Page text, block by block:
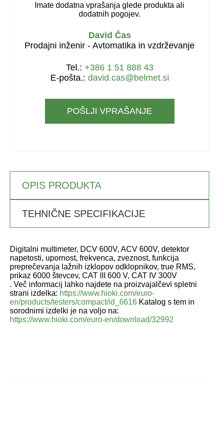
Imate dodatna vprašanja glede produkta ali
dodatnih pogojev.
David Čas
Prodajni inženir - Avtomatika in vzdrževanje
Tel.: +386 1 51 888 43
E-pošta.: david.cas@belmet.si
POŠLJI VPRAŠANJE
OPIS PRODUKTA
TEHNIČNE SPECIFIKACIJE
Digitalni multimeter, DCV 600V, ACV 600V, detektor
napetosti, upornost, frekvenca, zveznost, funkcija
preprečevanja lažnih izklopov odklopnikov, true RMS,
prikaz 6000 števcev, CAT III 600 V, CAT IV 300V
. Več informacij lahko najdete na proizvajalčevi spletni
strani izdelka: https://www.hioki.com/euro-
en/products/testers/compact/id_6616 Katalog s tem in
sorodnimi izdelki je na voljo na:
https://www.hioki.com/euro-en/download/32992